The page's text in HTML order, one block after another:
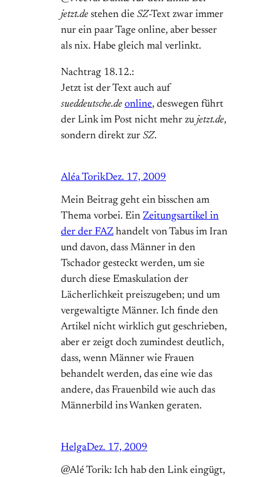
jetzt.de stehen die SZ-Text zwar immer
nur ein paar Tage online, aber besser
als nix. Habe gleich mal verlinkt.
Nachtrag 18.12.:
Jetzt ist der Text auch auf
sueddeutsche.de online, deswegen führt
der Link im Post nicht mehr zu jetzt.de,
sondern direkt zur SZ.
Aléa TorikDez. 17, 2009
Mein Beitrag geht ein bisschen am
Thema vorbei. Ein Zeitungsartikel in
der der FAZ handelt von Tabus im Iran
und davon, dass Männer in den
Tschador gesteckt werden, um sie
durch diese Emaskulation der
Lächerlichkeit preiszugeben; und um
vergewaltigte Männer. Ich finde den
Artikel nicht wirklich gut geschrieben,
aber er zeigt doch zumindest deutlich,
dass, wenn Männer wie Frauen
behandelt werden, das eine wie das
andere, das Frauenbild wie auch das
Männerbild ins Wanken geraten.
HelgaDez. 17, 2009
@Alé Torik: Ich hab den Link eingügt,